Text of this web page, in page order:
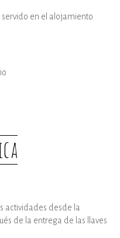
en el alojamiento
actividades desde la
de la entrega de las llaves